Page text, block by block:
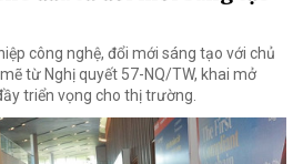
công nghệ, đổi mới sáng tạo với chủ
từ Nghị quyết 57-NQ/TW, khai mở
triển vọng cho thị trường.